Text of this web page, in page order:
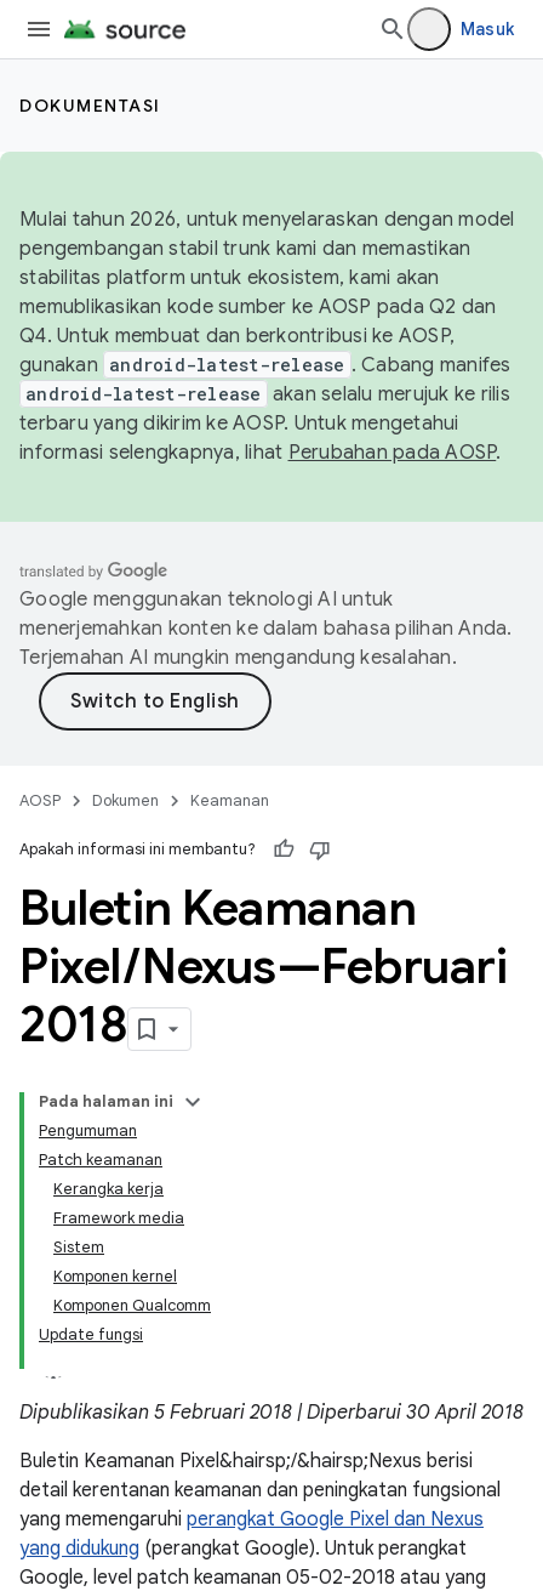
Masuk
DOKUMENTASI
Mulai tahun 2026, untuk menyelaraskan dengan model
pengembangan stabil trunk kami dan memastikan
stabilitas platform untuk ekosistem, kami akan
memublikasikan kode sumber ke AOSP pada Q2 dan
Q4. Untuk membuat dan berkontribusi ke AOSP,
gunakan android-latest-release . Cabang manifes
android-latest-release akan selalu merujuk ke rilis
terbaru yang dikirim ke AOSP. Untuk mengetahui
informasi selengkapnya, lihat Perubahan pada AOSP.
Google menggunakan teknologi AI untuk
menerjemahkan konten ke dalam bahasa pilihan Anda.
Terjemahan AI mungkin mengandung kesalahan.
AOSP Dokumen Keamanan
Apakah informasi ini membantu?
Buletin Keamanan
Pixel/Nexus—Februari
2018
Pada halaman ini
Pengumuman
Patch keamanan
Kerangka kerja
Framework media
Sistem
Komponen kernel
Komponen Qualcomm
Update fungsi
Dipublikasikan 5 Februari 2018 | Diperbarui 30 April 2018
Buletin Keamanan Pixel&hairsp;/&hairsp;Nexus berisi
detail kerentanan keamanan dan peningkatan fungsional
yang memengaruhi perangkat Google Pixel dan Nexus
yang didukung (perangkat Google). Untuk perangkat
Google, level patch keamanan 05-02-2018 atau yang